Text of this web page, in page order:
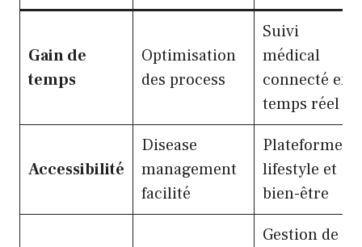
Gain de
temps
Optimisation
des process
Suivi
médical
connecté en
temps réel
Accessibilité
Disease
management
facilité
Plateformes
lifestyle et
bien-être
Gestion de